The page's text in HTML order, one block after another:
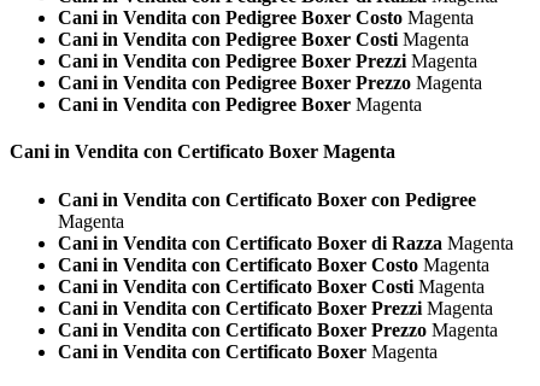
Cani in Vendita con Pedigree Boxer Costo Magenta
Cani in Vendita con Pedigree Boxer Costi Magenta
Cani in Vendita con Pedigree Boxer Prezzi Magenta
Cani in Vendita con Pedigree Boxer Prezzo Magenta
Cani in Vendita con Pedigree Boxer Magenta
Cani in Vendita con Certificato Boxer Magenta
Cani in Vendita con Certificato Boxer con Pedigree
Magenta
Cani in Vendita con Certificato Boxer di Razza Magenta
Cani in Vendita con Certificato Boxer Costo Magenta
Cani in Vendita con Certificato Boxer Costi Magenta
Cani in Vendita con Certificato Boxer Prezzi Magenta
Cani in Vendita con Certificato Boxer Prezzo Magenta
Cani in Vendita con Certificato Boxer Magenta